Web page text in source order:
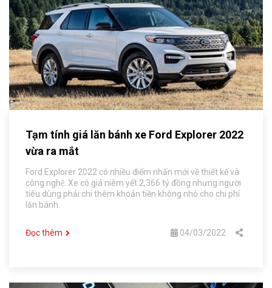
Tạm tính giá lăn bánh xe Ford Explorer 2022
vừa ra mắt
Ford Explorer 2022 có nhiều điểm nhấn mới về thiết kế và
công nghệ. Xe có giá niêm yết 2,366 tỷ đồng nhưng người
tiêu dùng phải chi thêm khoản tiền không nhỏ cho chi phí
lăn bánh.
Đọc thêm 04/03/2022